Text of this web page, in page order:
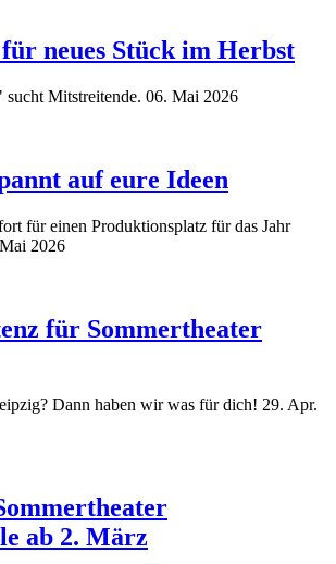
neues Stück im Herbst
Mitstreitende. 06. Mai 2026
auf eure Ideen
für einen Produktionsplatz für das Jahr
2026
für Sommertheater
Dann haben wir was für dich! 29. Apr.
ab 2. März